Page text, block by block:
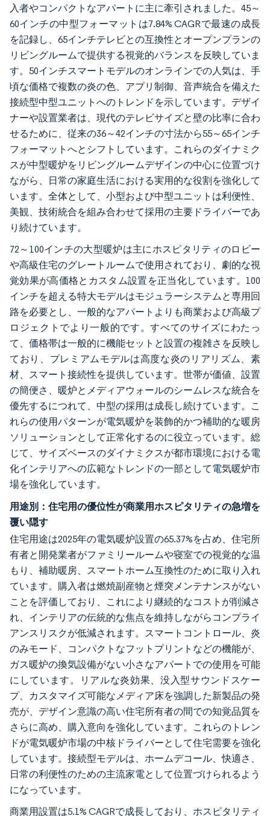
入者やコンパクトなアパートに主に牽引されました。45～
60インチの中型フォーマットは7.84% CAGRで最速の成長
を記録し、65インチテレビとの互換性とオープンプランの
リビングルームで提供する視覚的バランスを反映していま
す。50インチスマートモデルのオンラインでの人気は、手
頃な価格で複数の炎の色、アプリ制御、音声統合を備えた
接続型中型ユニットへのトレンドを示しています。デザイ
ナーや設置業者は、現代のテレビサイズと壁の比率に合わ
せるために、従来の36～42インチの寸法から55～65インチ
フォーマットへとシフトしています。これらのダイナミク
スが中型暖炉をリビングルームデザインの中心に位置づけ
ながら、日常の家庭生活における実用的な役割を強化して
います。全体として、小型および中型ユニットは利便性、
美観、技術統合を組み合わせて採用の主要ドライバーであ
り続けています。
72～100インチの大型暖炉は主にホスピタリティのロビー
や高級住宅のグレートルームで使用されており、劇的な視
覚効果が高価格とカスタム設置を正当化しています。100
インチを超える特大モデルはモジュラーシステムと専用回
路を必要とし、一般的なアパートよりも商業および高級プ
ロジェクトでより一般的です。すべてのサイズにわたっ
て、価格帯は一般的に機能セットと設置の複雑さを反映し
ており、プレミアムモデルは高度な炎のリアリズム、素
材、スマート接続性を提供しています。世帯が価値、設置
の簡便さ、暖炉とメディアウォールのシームレスな統合を
優先するにつれて、中型の採用は成長し続けています。こ
れらの使用パターンが電気暖炉を装飾的かつ補助的な暖房
ソリューションとして正常化するのに役立っています。総
じて、サイズベースのダイナミクスが都市環境における電
化インテリアへの広範なトレンドの一部として電気暖炉市
場を強化しています。
用途別：住宅用の優位性が商業用ホスピタリティの急増を
覆い隠す
住宅用途は2025年の電気暖炉設置の65.37%を占め、住宅所
有者と開発業者がファミリールームや寝室での視覚的な温
もり、補助暖房、スマートホーム互換性のために取り入れ
ています。購入者は燃焼副産物と煙突メンテナンスがない
ことを評価しており、これにより継続的なコストが削減さ
れ、インテリアの伝統的な焦点を維持しながらコンプライ
アンスリスクが低減されます。スマートコントロール、炎
のみモード、コンパクトなフットプリントなどの機能が、
ガス暖炉の換気設備がない小さなアパートでの使用を可能
にしています。リアルな炎効果、没入型サウンドスケー
プ、カスタマイズ可能なメディア床を強調した新製品の発
売が、デザイン意識の高い住宅所有者の間での知覚品質を
さらに高め、購入意向を強化しています。これらのトレン
ドが電気暖炉市場の中核ドライバーとして住宅需要を強化
しています。接続型モデルは、ホームデコール、快適さ、
日常の利便性のための主流家電として位置づけられるよう
になっています。
商業用設置は5.1% CAGRで成長しており、ホスピタリティ